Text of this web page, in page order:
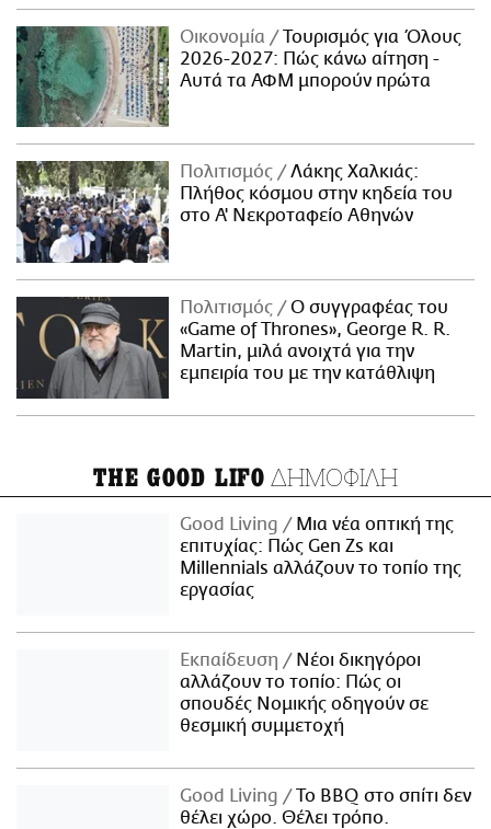
Οικονομία
Τουρισμός για Όλους
2026-2027: Πώς κάνω αίτηση -
Αυτά τα ΑΦΜ μπορούν πρώτα
Πολιτισμός
Λάκης Χαλκιάς:
Πλήθος κόσμου στην κηδεία του
στο Α' Νεκροταφείο Αθηνών
Πολιτισμός
Ο συγγραφέας του
«Game of Thrones», George R. R.
Martin, μιλά ανοιχτά για την
εμπειρία του με την κατάθλιψη
THE GOOD LIFO ΔΗΜΟΦΙΛΗ
Good Living
Μια νέα οπτική της
επιτυχίας: Πώς Gen Zs και
Millennials αλλάζουν το τοπίο της
εργασίας
Εκπαίδευση
Νέοι δικηγόροι
αλλάζουν το τοπίο: Πώς οι
σπουδές Νομικής οδηγούν σε
θεσμική συμμετοχή
Good Living
Το BBQ στο σπίτι δεν
θέλει χώρο. Θέλει τρόπο.